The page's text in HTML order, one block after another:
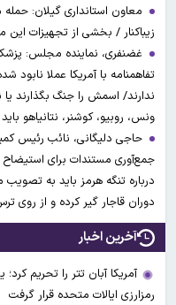
معاون استانداری گیلان:
زیباکنار / بخشی از تجهیزات
غضنفری، نماینده مجلس:
تفاهمنامه با آمریکا عملا
ندارند/ اسمش را جنگ بگذارند
ونس، روبیو، کوشنر، نتانیاهو
حاجی دلیگانی، نائب رئیس
جمع‌آوری مستندات برای
درباره تنگه هرمز باید به
دوران قاجار گیر کرده و از روی
آخرین اخبار
آمریکا آبان تتر را تحریم
رمزارزی ایالات متحده قرار گرفت